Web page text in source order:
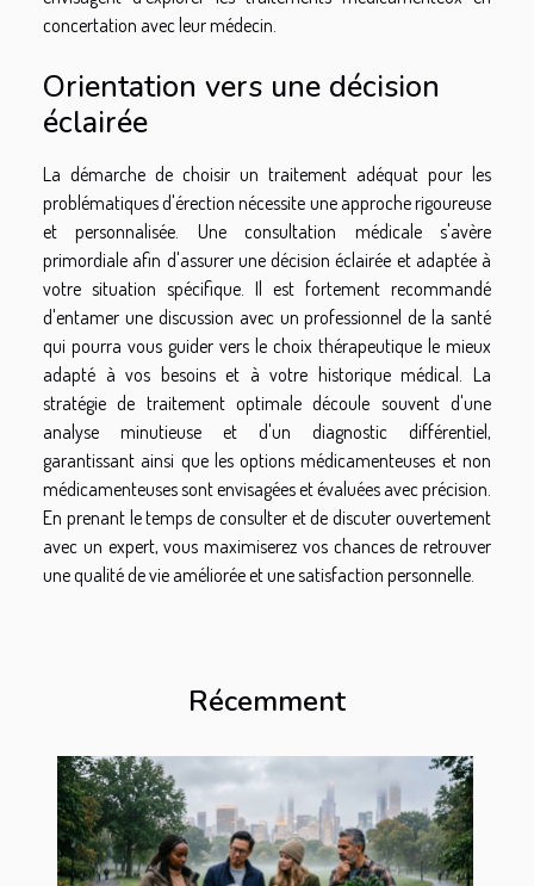
concertation avec leur médecin.
Orientation vers une décision
éclairée
La démarche de choisir un traitement adéquat pour les
problématiques d'érection nécessite une approche rigoureuse
et personnalisée. Une consultation médicale s'avère
primordiale afin d'assurer une décision éclairée et adaptée à
votre situation spécifique. Il est fortement recommandé
d'entamer une discussion avec un professionnel de la santé
qui pourra vous guider vers le choix thérapeutique le mieux
adapté à vos besoins et à votre historique médical. La
stratégie de traitement optimale découle souvent d'une
analyse minutieuse et d'un diagnostic différentiel,
garantissant ainsi que les options médicamenteuses et non
médicamenteuses sont envisagées et évaluées avec précision.
En prenant le temps de consulter et de discuter ouvertement
avec un expert, vous maximiserez vos chances de retrouver
une qualité de vie améliorée et une satisfaction personnelle.
Récemment